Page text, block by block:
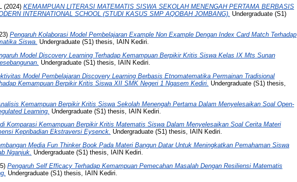
(2024) KEMAMPUAN LITERASI MATEMATIS SISWA SEKOLAH MENENGAH PERTAMA BERBASIS
INTERNATIONAL SCHOOL (STUDI KASUS SMP AQOBAH JOMBANG). Undergraduate (S1)
Pengaruh Kolaborasi Model Pembelajaran Example Non Example Dengan Index Card Match Terhadap
Siswa. Undergraduate (S1) thesis, IAIN Kediri.
Model Discovery Learning Terhadap Kemampuan Berpikir Kritis Siswa Kelas IX Mts Sunan
Undergraduate (S1) thesis, IAIN Kediri.
Model Pembelajaran Discovery Learning Berbasis Etnomatematika Permainan Tradisional
Kemampuan Berpikir Kritis Siswa XII SMK Negeri 1 Ngasem Kediri. Undergraduate (S1) thesis,
Kemampuan Berpikir Kritis Siswa Sekolah Menengah Pertama Dalam Menyelesaikan Soal Open-
Learning.
Undergraduate (S1) thesis, IAIN Kediri.
Komparasi Kemampuan Berpikir Kritis Matematis Siswa Dalam Menyelesaikan Soal Cerita Materi
Kepribadian Ekstraversi Eysenck. Undergraduate (S1) thesis, IAIN Kediri.
Media Fun Thinker Book Pada Materi Bangun Datar Untuk Meningkatkan Pemahaman Siswa
Nganjuk. Undergraduate (S1) thesis, IAIN Kediri.
Pengaruh Self Efficacy Terhadap Kemampuan Pemecahan Masalah Dengan Resiliensi Matematis
Undergraduate (S1) thesis, IAIN Kediri.